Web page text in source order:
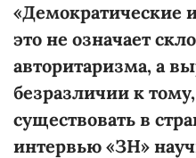
«Демократические
это не означает
авторитаризма, а
безразличии к
существовать в
интервью «ЗН»